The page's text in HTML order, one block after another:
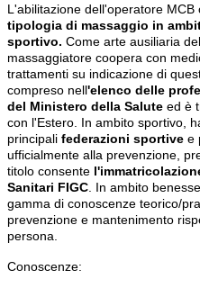
L'abilitazione dell'operatore
tipologia di massaggio in
sportivo. Come arte ausiliaria
massaggiatore coopera con
trattamenti su indicazione di
compreso nell'elenco delle
del Ministero della Salute ed è
con l'Estero. In ambito sportivo,
principali federazioni sportive e
ufficialmente alla prevenzione,
titolo consente
Sanitari FIGC . In ambito
gamma di conoscenze teorico/
prevenzione e mantenimento
persona.
Conoscenze: